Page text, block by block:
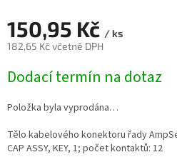
150,95 Kč / ks
182,65 Kč včetně DPH
cena:
Dodací termín na dotaz
Položka byla vyprodána…
Tělo kabelového konektoru řady
CAP ASSY, KEY, 1; počet kontaktů: 12